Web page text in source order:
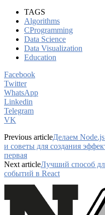
TAGS
Algorithms
CProgramming
Data Science
Data Visualization
Education
Facebook
Twitter
WhatsApp
Linkedin
Telegram
VK
Previous articleДелаем
и советы для создания
первая
Next articleЛучший способ
событий в React